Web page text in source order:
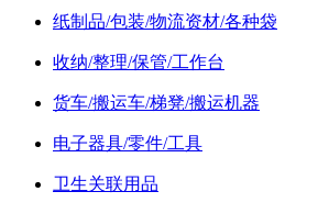
纸制品/包装/物流资材/各种袋
收纳/整理/保管/工作台
货车/搬运车/梯凳/搬运机器
电子器具/零件/工具
卫生关联用品